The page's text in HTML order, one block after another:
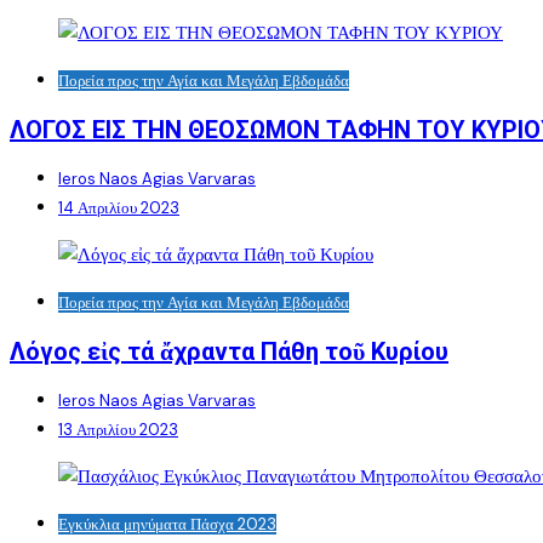
Πορεία προς την Αγία και Μεγάλη Εβδομάδα
ΛΟΓΟΣ ΕΙΣ ΤΗΝ ΘΕΟΣΩΜΟΝ ΤΑΦΗΝ ΤΟΥ
Ieros Naos Agias Varvaras
14 Απριλίου 2023
Πορεία προς την Αγία και Μεγάλη Εβδομάδα
Λόγος εἰς τά ἄχραντα Πάθη τοῦ Κυρίου
Ieros Naos Agias Varvaras
13 Απριλίου 2023
Εγκύκλια μηνύματα Πάσχα 2023